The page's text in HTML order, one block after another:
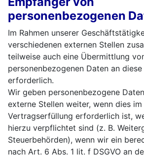
personenbezogenen
Im Rahmen unserer
verschiedenen externen Stellen
teilweise auch eine Übermittlung
personenbezogenen Daten an
erforderlich.
Wir geben personenbezogene
externe Stellen weiter, wenn dies im
Vertragserfüllung erforderlich ist,
hierzu verpflichtet sind (z. B.
Steuerbehörden), wenn wir ein
nach Art. 6 Abs. 1 lit. f DSGVO an